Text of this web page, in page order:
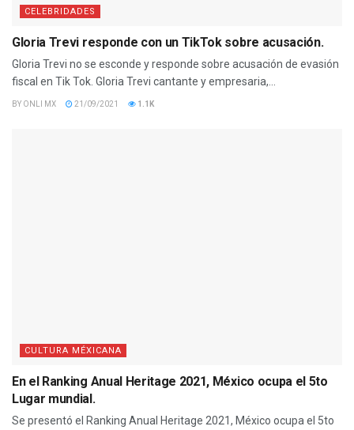
CELEBRIDADES
Gloria Trevi responde con un TikTok sobre acusación.
Gloria Trevi no se esconde y responde sobre acusación de evasión
fiscal en Tik Tok. Gloria Trevi cantante y empresaria,...
BY ONLI MX 21/09/2021 1.1K
CULTURA MÉXICANA
En el Ranking Anual Heritage 2021, México ocupa el 5to
Lugar mundial.
Se presentó el Ranking Anual Heritage 2021, México ocupa el 5to